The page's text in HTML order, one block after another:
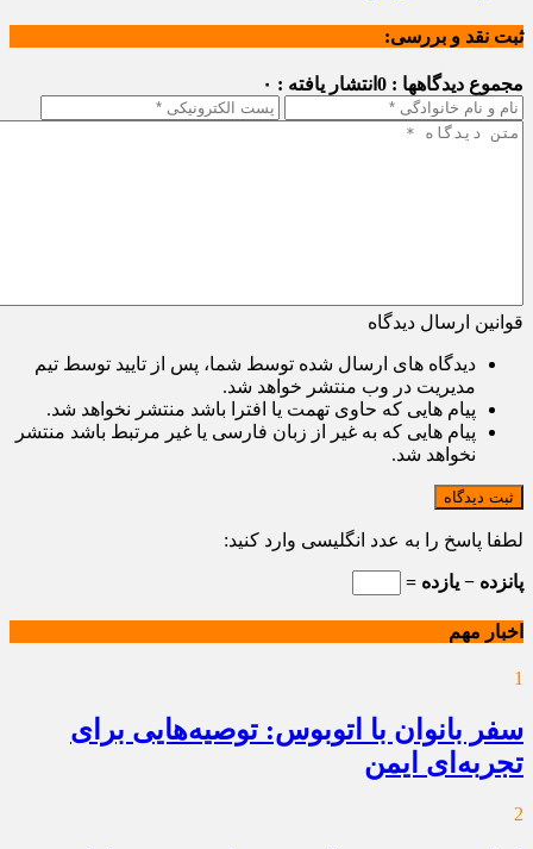
ثبت نقد و بررسی:
مجموع دیدگاهها : 0 انتشار یافته : ۰
قوانین ارسال دیدگاه
دیدگاه های ارسال شده توسط شما، پس از تایید توسط تیم
مدیریت در وب منتشر خواهد شد.
پیام هایی که حاوی تهمت یا افترا باشد منتشر نخواهد شد.
پیام هایی که به غیر از زبان فارسی یا غیر مرتبط باشد منتشر
نخواهد شد.
ثبت دیدگاه
لطفا پاسخ را به عدد انگلیسی وارد کنید:
پانزده − یازده =
اخبار مهم
1
سفر بانوان با اتوبوس: توصیه‌هایی برای
تجربه‌ای ایمن
2